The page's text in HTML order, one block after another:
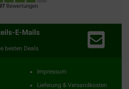
Bewertungen
E-Mails
besten Deals
Impressum
Lieferung & Versandkosten